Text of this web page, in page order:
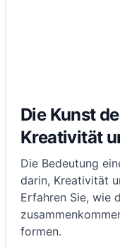
Die Kunst
Kreativität
Die Bedeutung
darin, Kreativität
Erfahren Sie, wie
formen.